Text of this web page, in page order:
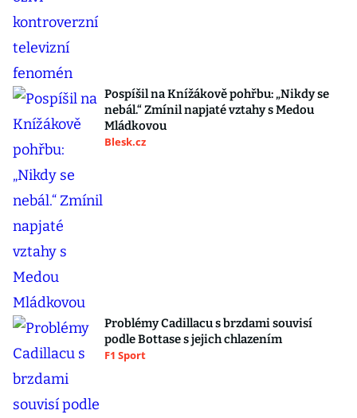
Pospíšil na Knížákově pohřbu: „Nikdy se
nebál.“ Zmínil napjaté vztahy s Medou
Mládkovou
Blesk.cz
Problémy Cadillacu s brzdami souvisí
podle Bottase s jejich chlazením
F1 Sport